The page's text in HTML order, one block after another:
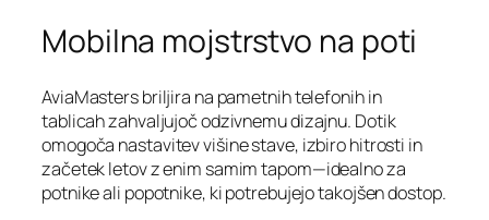
Mobilna mojstrstvo na poti
AviaMasters briljira na pametnih telefonih in
tablicah zahvaljujoč odzivnemu dizajnu. Dotik
omogoča nastavitev višine stave, izbiro hitrosti in
začetek letov z enim samim tapom—idealno za
potnike ali popotnike, ki potrebujejo takojšen dostop.